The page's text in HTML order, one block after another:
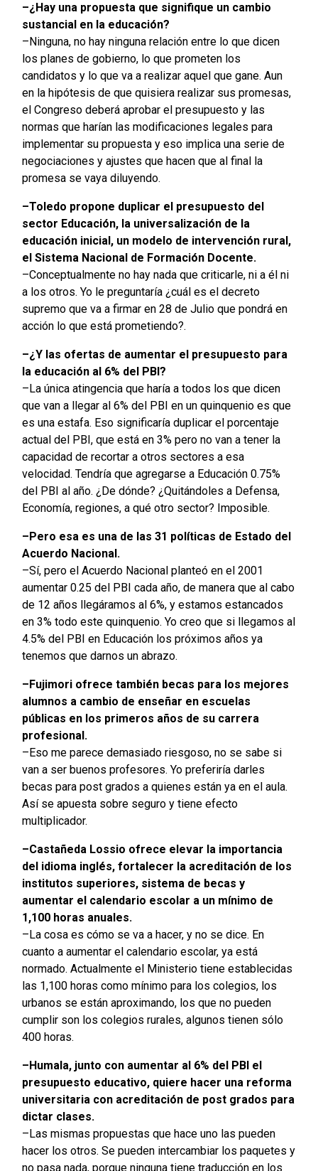
–¿Hay una propuesta que signifique un cambio
sustancial en la educación?
–Ninguna, no hay ninguna relación entre lo que dicen
los planes de gobierno, lo que prometen los
candidatos y lo que va a realizar aquel que gane. Aun
en la hipótesis de que quisiera realizar sus promesas,
el Congreso deberá aprobar el presupuesto y las
normas que harían las modificaciones legales para
implementar su propuesta y eso implica una serie de
negociaciones y ajustes que hacen que al final la
promesa se vaya diluyendo.
–Toledo propone duplicar el presupuesto del
sector Educación, la universalización de la
educación inicial, un modelo de intervención rural,
el Sistema Nacional de Formación Docente.
–Conceptualmente no hay nada que criticarle, ni a él ni
a los otros. Yo le preguntaría ¿cuál es el decreto
supremo que va a firmar en 28 de Julio que pondrá en
acción lo que está prometiendo?.
–¿Y las ofertas de aumentar el presupuesto para
la educación al 6% del PBI?
–La única atingencia que haría a todos los que dicen
que van a llegar al 6% del PBI en un quinquenio es que
es una estafa. Eso significaría duplicar el porcentaje
actual del PBI, que está en 3% pero no van a tener la
capacidad de recortar a otros sectores a esa
velocidad. Tendría que agregarse a Educación 0.75%
del PBI al año. ¿De dónde? ¿Quitándoles a Defensa,
Economía, regiones, a qué otro sector? Imposible.
–Pero esa es una de las 31 políticas de Estado del
Acuerdo Nacional.
–Sí, pero el Acuerdo Nacional planteó en el 2001
aumentar 0.25 del PBI cada año, de manera que al cabo
de 12 años llegáramos al 6%, y estamos estancados
en 3% todo este quinquenio. Yo creo que si llegamos al
4.5% del PBI en Educación los próximos años ya
tenemos que darnos un abrazo.
–Fujimori ofrece también becas para los mejores
alumnos a cambio de enseñar en escuelas
públicas en los primeros años de su carrera
profesional.
–Eso me parece demasiado riesgoso, no se sabe si
van a ser buenos profesores. Yo preferiría darles
becas para post grados a quienes están ya en el aula.
Así se apuesta sobre seguro y tiene efecto
multiplicador.
–Castañeda Lossio ofrece elevar la importancia
del idioma inglés, fortalecer la acreditación de los
institutos superiores, sistema de becas y
aumentar el calendario escolar a un mínimo de
1,100 horas anuales.
–La cosa es cómo se va a hacer, y no se dice. En
cuanto a aumentar el calendario escolar, ya está
normado. Actualmente el Ministerio tiene establecidas
las 1,100 horas como mínimo para los colegios, los
urbanos se están aproximando, los que no pueden
cumplir son los colegios rurales, algunos tienen sólo
400 horas.
–Humala, junto con aumentar al 6% del PBI el
presupuesto educativo, quiere hacer una reforma
universitaria con acreditación de post grados para
dictar clases.
–Las mismas propuestas que hace uno las pueden
hacer los otros. Se pueden intercambiar los paquetes y
no pasa nada, porque ninguna tiene traducción en los